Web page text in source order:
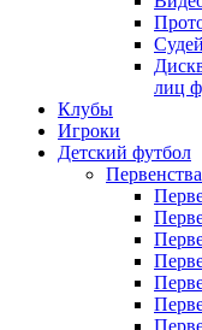
лиц
Клубы
Игроки
Детский футбол